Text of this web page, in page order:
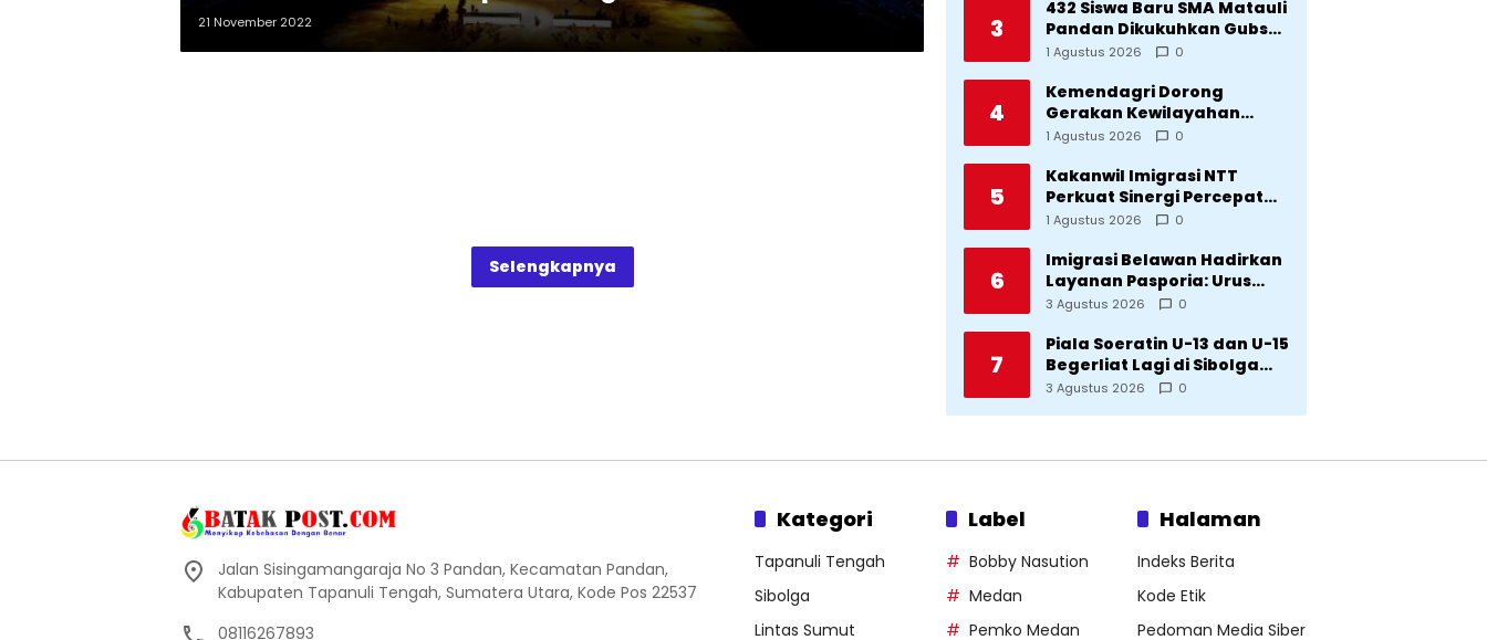
21 November 2022
Selengkapnya
Bencana
3
432 Siswa Baru SMA Matauli
Pandan Dikukuhkan Gubsu:
32 Tahun Matauli Cetak
1 Agustus 2026 0
4
Kemendagri Dorong
Gerakan Kewilayahan
Lawan Tuberkulosis
1 Agustus 2026 0
5
Kakanwil Imigrasi NTT
Perkuat Sinergi Percepat
Pembentukan Kantor
1 Agustus 2026 0
6
Imigrasi Belawan Hadirkan
Layanan Pasporia: Urus
Paspor di Hari Libur
3 Agustus 2026 0
7
Piala Soeratin U-13 dan U-15
Begerliat Lagi di Sibolga
Setelah Stadion Horas
3 Agustus 2026 0
Jalan Sisingamangaraja No 3 Pandan, Kecamatan Pandan,
Kabupaten Tapanuli Tengah, Sumatera Utara, Kode Pos 22537
08116267893
Kategori
Tapanuli Tengah
Sibolga
Lintas Sumut
Label
Bobby Nasution
Medan
Pemko Medan
Halaman
Indeks Berita
Kode Etik
Pedoman Media Siber